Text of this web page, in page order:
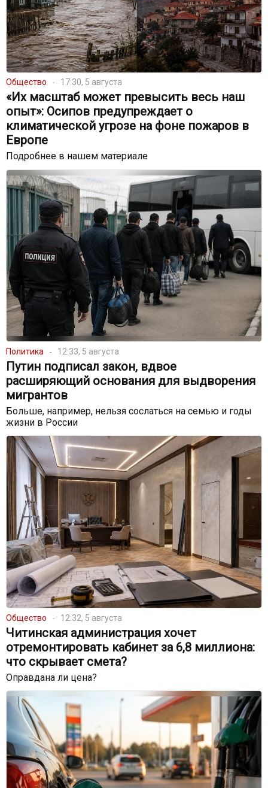
Общество 17:30, 5 августа
«Их масштаб может превысить весь наш
опыт»: Осипов предупреждает о
климатической угрозе на фоне пожаров в
Европе
Подробнее в нашем материале
Политика 12:33, 5 августа
Путин подписал закон, вдвое
расширяющий основания для выдворения
мигрантов
Больше, например, нельзя сослаться на семью и годы
жизни в России
Общество 12:32, 5 августа
Читинская администрация хочет
отремонтировать кабинет за 6,8 миллиона:
что скрывает смета?
Оправдана ли цена?